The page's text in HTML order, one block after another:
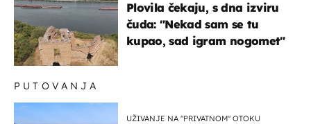
Plovila čekaju, s dna izviru
čuda: "Nekad sam se tu
kupao, sad igram nogomet"
PUTOVANJA
UŽIVANJE NA "PRIVATNOM" OTOKU